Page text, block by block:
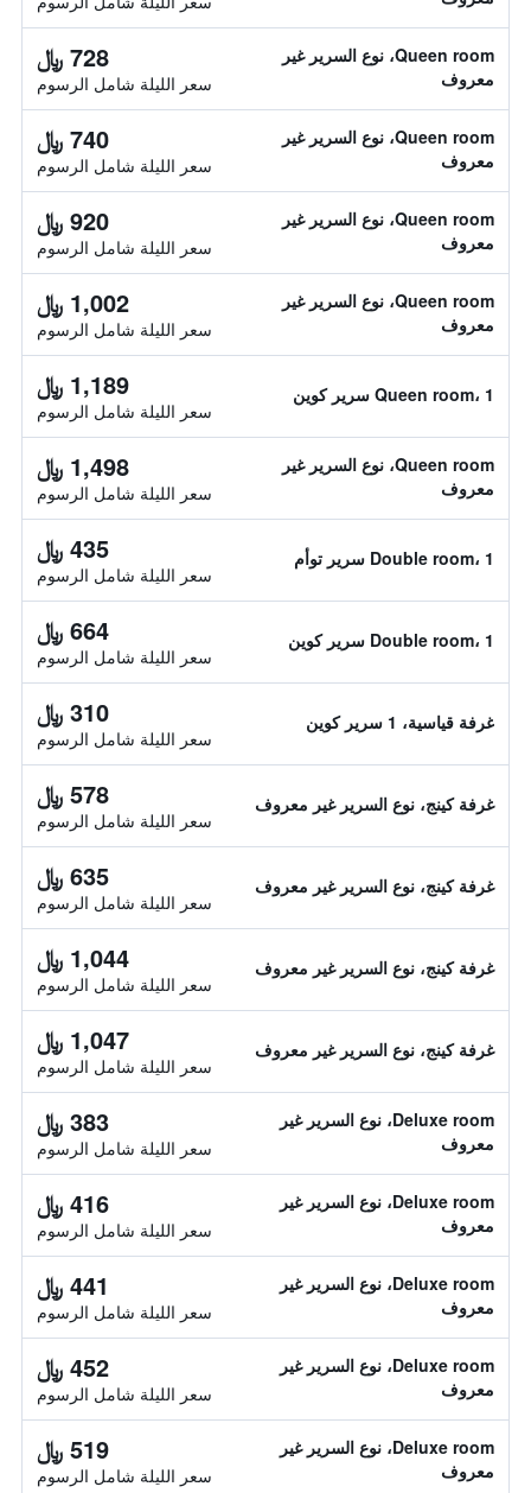
Queen room، نوع السرير غير
معروف
728 ﷼
سعر الليلة شامل الرسوم
Queen room، نوع السرير غير
معروف
740 ﷼
سعر الليلة شامل الرسوم
Queen room، نوع السرير غير
معروف
920 ﷼
سعر الليلة شامل الرسوم
Queen room، نوع السرير غير
معروف
1,002 ﷼
سعر الليلة شامل الرسوم
Queen room، 1 سرير كوين 1,189 ﷼
سعر الليلة شامل الرسوم
Queen room، نوع السرير غير
معروف
1,498 ﷼
سعر الليلة شامل الرسوم
Double room، 1 سرير توأم 435 ﷼
سعر الليلة شامل الرسوم
Double room، 1 سرير كوين 664 ﷼
سعر الليلة شامل الرسوم
غرفة قياسية، 1 سرير كوين 310 ﷼
سعر الليلة شامل الرسوم
غرفة كينج، نوع السرير غير معروف 578 ﷼
سعر الليلة شامل الرسوم
غرفة كينج، نوع السرير غير معروف 635 ﷼
سعر الليلة شامل الرسوم
غرفة كينج، نوع السرير غير معروف 1,044 ﷼
سعر الليلة شامل الرسوم
غرفة كينج، نوع السرير غير معروف 1,047 ﷼
سعر الليلة شامل الرسوم
Deluxe room، نوع السرير غير
معروف
383 ﷼
سعر الليلة شامل الرسوم
Deluxe room، نوع السرير غير
معروف
416 ﷼
سعر الليلة شامل الرسوم
Deluxe room، نوع السرير غير
معروف
441 ﷼
سعر الليلة شامل الرسوم
Deluxe room، نوع السرير غير
معروف
452 ﷼
سعر الليلة شامل الرسوم
Deluxe room، نوع السرير غير
معروف
519 ﷼
سعر الليلة شامل الرسوم